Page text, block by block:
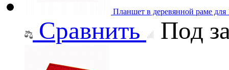
Планшет в деревянной раме
Сравнить Под